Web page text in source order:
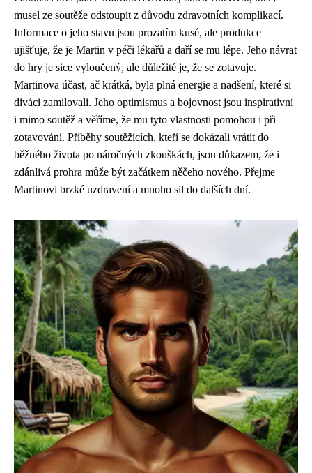
musel ze soutěže odstoupit z důvodu zdravotních komplikací.
Informace o jeho stavu jsou prozatím kusé, ale produkce
ujišťuje, že je Martin v péči lékařů a daří se mu lépe. Jeho návrat
do hry je sice vyloučený, ale důležité je, že se zotavuje.
Martinova účast, ač krátká, byla plná energie a nadšení, které si
diváci zamilovali. Jeho optimismus a bojovnost jsou inspirativní
i mimo soutěž a věříme, že mu tyto vlastnosti pomohou i při
zotavování. Příběhy soutěžících, kteří se dokázali vrátit do
běžného života po náročných zkouškách, jsou důkazem, že i
zdánlivá prohra může být začátkem něčeho nového. Přejme
Martinovi brzké uzdravení a mnoho sil do dalších dní.